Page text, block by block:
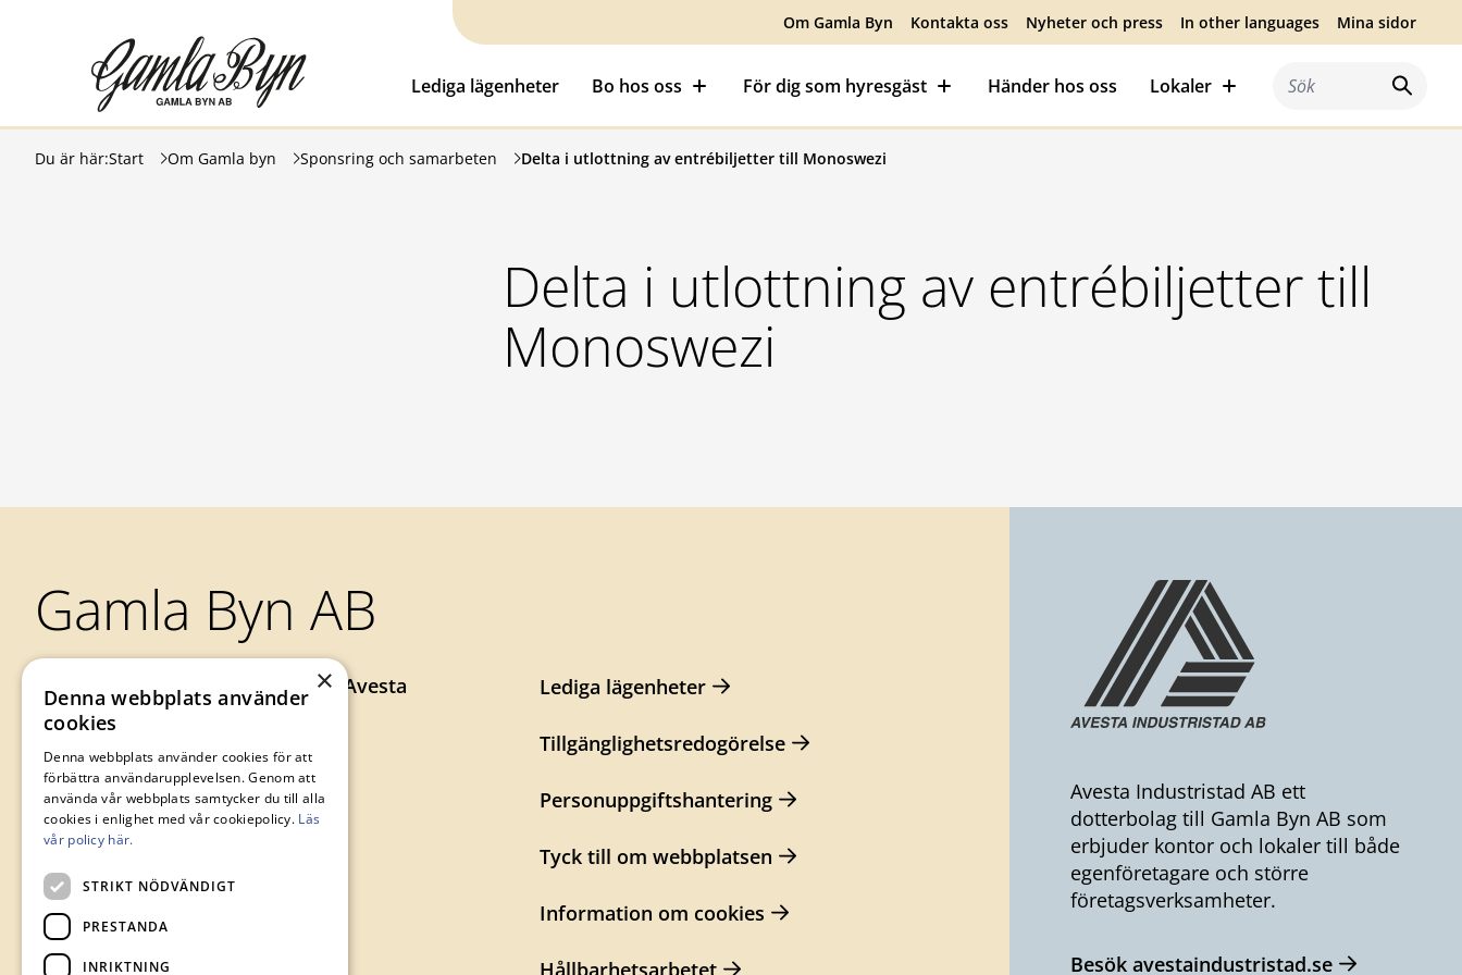
Hoppa till innehåll
Om Gamla Byn Kontakta oss Nyheter och press In other languages Mina sidor
Gamla Byn AB
Lediga lägenheter
Bo hos oss För dig som hyresgäst Händer hos oss Lokaler Sök efter:
Du är här:Start Om Gamla byn Sponsring och samarbeten Delta i utlottning av entrébiljetter till Monoswezi
Delta i utlottning av entrébiljetter till
Monoswezi
Gamla Byn AB
Axel Johnsons väg 73, 774 34 Avesta
0226-64 57 00
Lediga lägenheter
Tillgänglighetsredogörelse
Personuppgiftshantering
Tyck till om webbplatsen
Information om cookies
Hållbarhetsarbetet
Avesta Industristad AB ett
dotterbolag till Gamla Byn AB som
erbjuder kontor och lokaler till både
egenföretagare och större
företagsverksamheter.
Besök avestaindustristad.se
×
Denna webbplats använder
cookies
Denna webbplats använder cookies för att
förbättra användarupplevelsen. Genom att
använda vår webbplats samtycker du till alla
cookies i enlighet med vår cookiepolicy. Läs
vår policy här.
STRIKT NÖDVÄNDIGT
PRESTANDA
INRIKTNING